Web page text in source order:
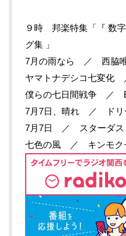
９時 邦楽特集「『 数
グ集 」
7月の雨なら ／ 西脇
ヤマトナデシコ七変化
僕らの七日間戦争 ／
7月7日、晴れ ／ ドリ
7月7日 ／ スターダス
七色の風 ／ キンモク